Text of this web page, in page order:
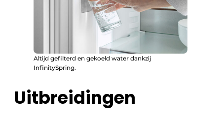
Altijd gefilterd en gekoeld water dankzij
InfinitySpring.
Uitbreidingen